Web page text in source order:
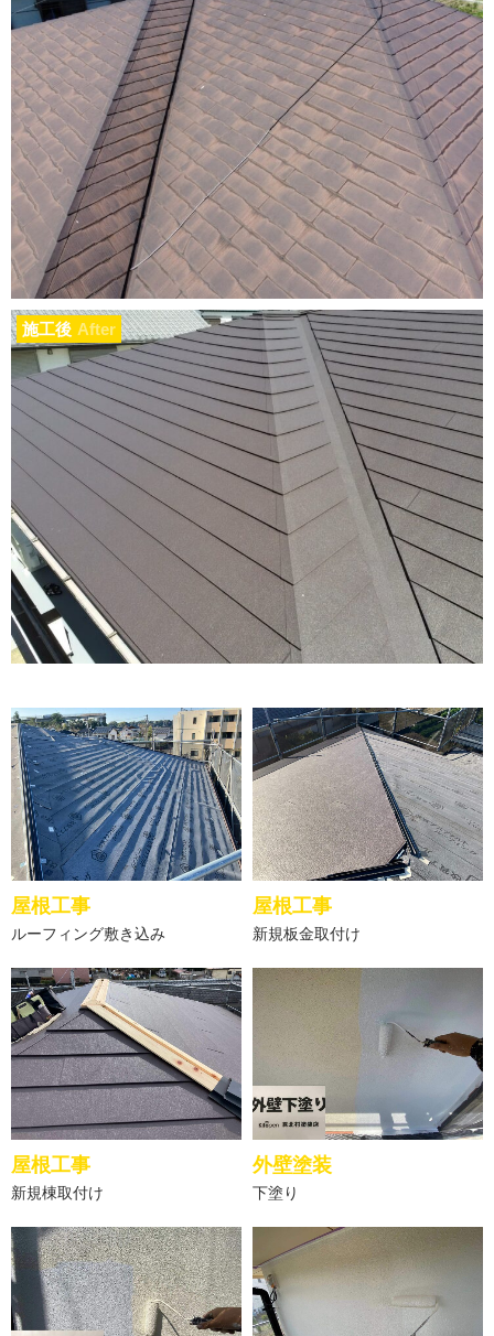
施工後 After
屋根工事
ルーフィング敷き込み
屋根工事
新規板金取付け
屋根工事
新規棟取付け
外壁塗装
下塗り